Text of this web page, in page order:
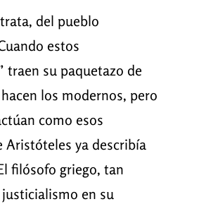
del pueblo
estos
traen su paquetazo de
los modernos, pero
como esos
Aristóteles ya describía
filósofo griego, tan
en su